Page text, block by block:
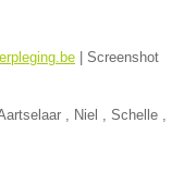
Screenshot
, Niel , Schelle ,